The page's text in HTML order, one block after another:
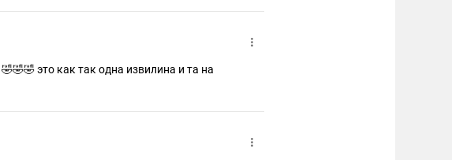
это как так одна извилина и та на